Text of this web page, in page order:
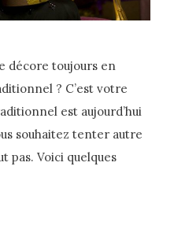
décore toujours en
? C’est votre
est aujourd’hui
souhaitez tenter autre
pas. Voici quelques